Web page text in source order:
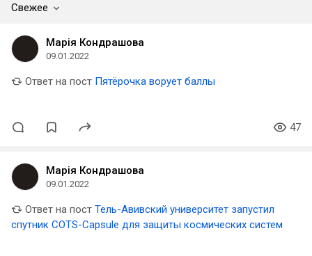
Свежее
Марія Кондрашова
09.01.2022
Ответ на пост Пятёрочка ворует баллы
47
Марія Кондрашова
09.01.2022
Ответ на пост Тель-Авивский университет запустил
спутник COTS-Capsule для защиты космических систем